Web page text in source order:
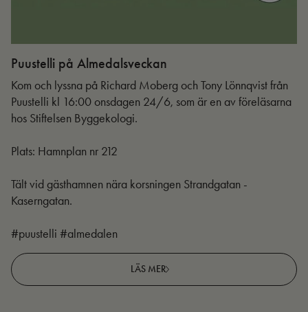
Puustelli på Almedalsveckan
Kom och lyssna på Richard Moberg och Tony Lönnqvist från
Puustelli kl 16:00 onsdagen 24/6, som är en av föreläsarna
hos Stiftelsen Byggekologi.
Plats: Hamnplan nr 212
Tält vid gästhamnen nära korsningen Strandgatan -
Kaserngatan.
#puustelli #almedalen
LÄS MER